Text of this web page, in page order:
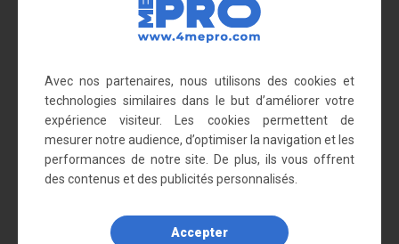
métal zingué
1 962,41 €
Avec nos partenaires, nous utilisons des cookies et
technologies similaires dans le but d’améliorer votre
expérience visiteur. Les cookies permettent de
mesurer notre audience, d’optimiser la navigation et les
performances de notre site. De plus, ils vous offrent
des contenus et des publicités personnalisés.
Accepter